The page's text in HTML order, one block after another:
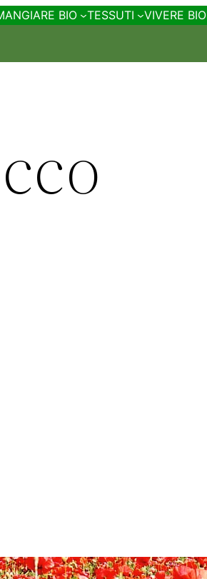
BIO TESSUTI VIVERE BIO